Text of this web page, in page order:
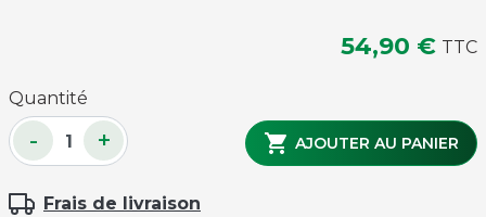
54,90 € TTC
Quantité
- +  AJOUTER AU PANIER
Frais de livraison